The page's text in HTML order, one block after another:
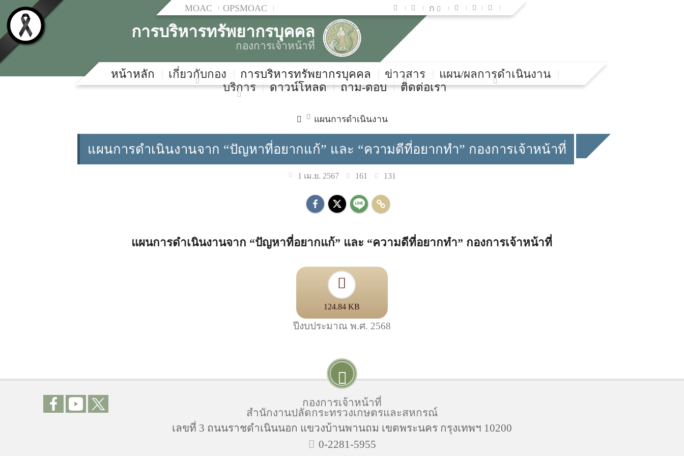
MOAC OPSMOAC ก
การบริหารทรัพยากรบุคคล
กองการเจ้าหน้าที่
หน้าหลัก เกี่ยวกับกอง การบริหารทรัพยากรบุคคล ข่าวสาร
แผน/ผลการดำเนินงาน
บริการ
ดาวน์โหลด ถาม-ตอบ ติดต่อเรา
แผนการดำเนินงาน
แผนการดำเนินงานจาก “ปัญหาที่อยากแก้” และ “ความดีที่อยากทำ” กองการเจ้าหน้าที่
1 เม.ย. 2567 161 131
แผนการดำเนินงานจาก “ปัญหาที่อยากแก้” และ “ความดีที่อยากทำ” กองการเจ้าหน้าที่
124.84 KB
ปีงบประมาณ พ.ศ. 2568
กองการเจ้าหน้าที่
สำนักงานปลัดกระทรวงเกษตรและสหกรณ์
เลขที่ 3 ถนนราชดำเนินนอก แขวงบ้านพานถม เขตพระนคร กรุงเทพฯ 10200
0-2281-5955